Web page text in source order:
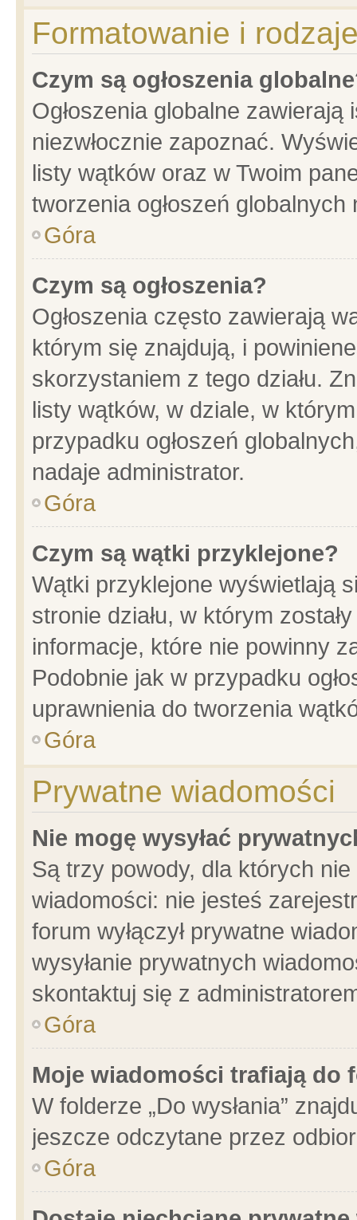
Formatowanie i
Czym są ogłoszenia
Ogłoszenia globalne
niezwłocznie zapoznać.
listy wątków oraz w Twoim
tworzenia ogłoszeń
Góra
Czym są ogłoszenia?
Ogłoszenia często zawierają
którym się znajdują, i
skorzystaniem z tego działu.
listy wątków, w dziale, w
przypadku ogłoszeń
nadaje administrator.
Góra
Czym są wątki przyklejone?
Wątki przyklejone wyświetlają
stronie działu, w którym
informacje, które nie powinny
Podobnie jak w przypadku
uprawnienia do tworzenia
Góra
Prywatne wiadomości
Nie mogę wysyłać
Są trzy powody, dla których
wiadomości: nie jesteś
forum wyłączył prywatne
wysyłanie prywatnych
skontaktuj się z
Góra
Moje wiadomości trafiają do
W folderze „Do wysłania”
jeszcze odczytane przez
Góra